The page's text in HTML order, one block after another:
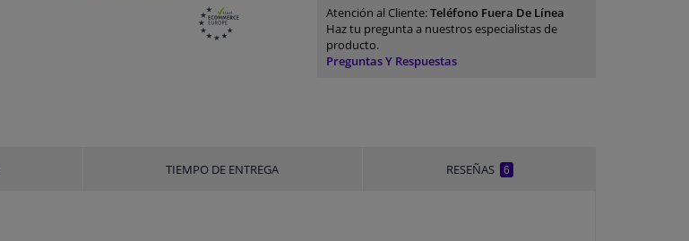
Atención al Cliente:Teléfono Fuera De Línea
Haz tu pregunta a nuestros especialistas de
producto.
Preguntas Y Respuestas
TIEMPO DE ENTREGA RESEÑAS 6